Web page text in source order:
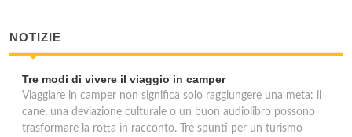
NOTIZIE
Tre modi di vivere il viaggio in camper
Viaggiare in camper non significa solo raggiungere una meta: il
cane, una deviazione culturale o un buon audiolibro possono
trasformare la rotta in racconto. Tre spunti per un turismo